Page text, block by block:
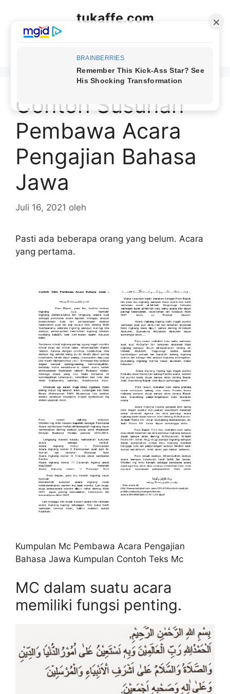
tukaffe.com
Contoh Susunan
Pembawa Acara
Pengajian Bahasa
Jawa
Juli 16, 2021 oleh
Pasti ada beberapa orang yang belum. Acara
yang pertama.
Kumpulan Mc Pembawa Acara Pengajian
Bahasa Jawa Kumpulan Contoh Teks Mc
MC dalam suatu acara
memiliki fungsi penting.